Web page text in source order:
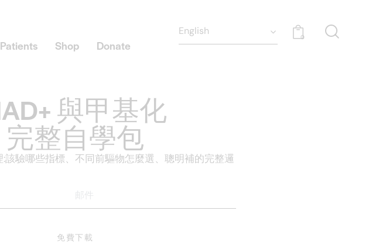
Shop Donate
0
與甲基化
完整自學包
該驗哪些指標、不同前驅物怎麼選、聰明補的完整邏
免費下載